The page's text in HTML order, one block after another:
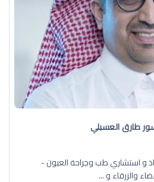
طارق العسبلي
و استشاري طب وجراحة العيون -
والزرقاء و ...